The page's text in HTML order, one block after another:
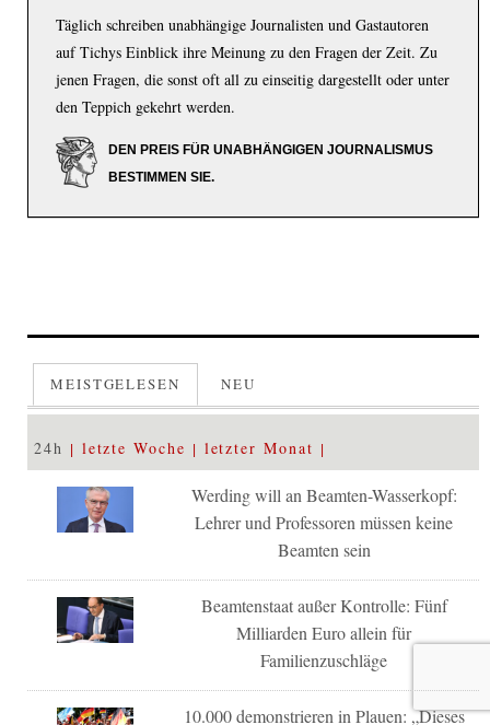
Täglich schreiben unabhängige Journalisten und Gastautoren
auf Tichys Einblick ihre Meinung zu den Fragen der Zeit. Zu
jenen Fragen, die sonst oft all zu einseitig dargestellt oder unter
den Teppich gekehrt werden.
DEN PREIS FÜR UNABHÄNGIGEN JOURNALISMUS
BESTIMMEN SIE.
MEISTGELESEN NEU
24h letzte Woche letzter Monat
Werding will an Beamten-Wasserkopf:
Lehrer und Professoren müssen keine
Beamten sein
Beamtenstaat außer Kontrolle: Fünf
Milliarden Euro allein für
Familienzuschläge
10.000 demonstrieren in Plauen: „Dieses